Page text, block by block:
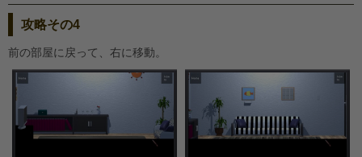
攻略その4
前の部屋に戻って、右に移動。